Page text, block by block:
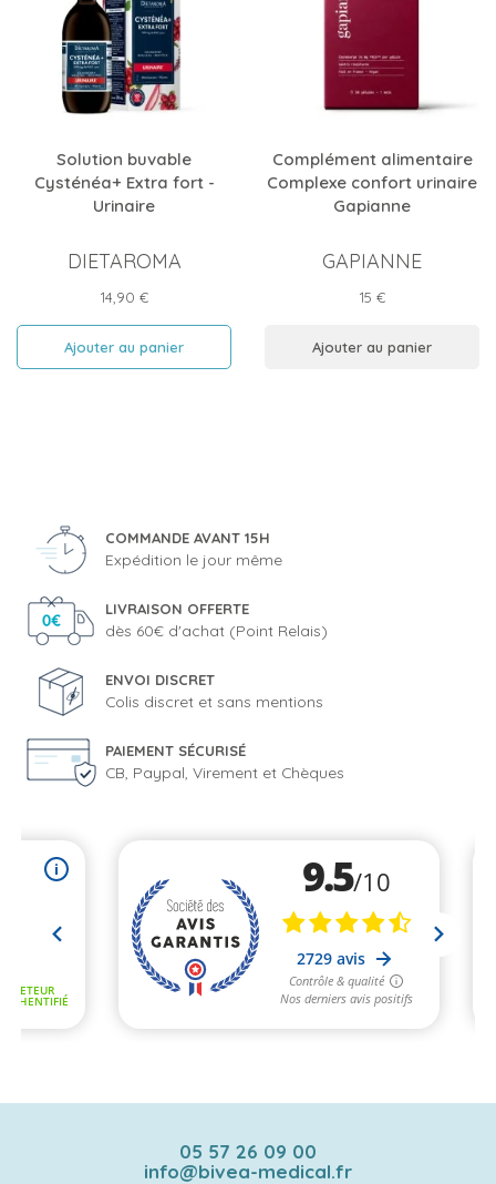
Solution buvable
Cysténéa+ Extra fort -
Urinaire
DIETAROMA
Prix
14,90 €
Ajouter au panier
Complément alimentaire
Complexe confort urinaire
Gapianne
GAPIANNE
Prix
15 €
Ajouter au panier
COMMANDE AVANT 15H
Expédition le jour même
LIVRAISON OFFERTE
dès 60€ d'achat (Point Relais)
ENVOI DISCRET
Colis discret et sans mentions
PAIEMENT SÉCURISÉ
CB, Paypal, Virement et Chèques
05 57 26 09 00
info@bivea-medical.fr